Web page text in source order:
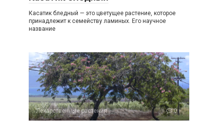
Касатик бледный — это цветущее растение, которое
принадлежит к семейству ламиных. Его научное
название
Лекарственные растения 0